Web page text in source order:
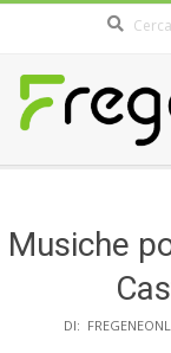
content
Menu
Musiche
DI: